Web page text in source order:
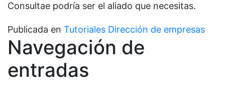
Consultae podría ser el aliado que necesitas.
Publicada en Tutoriales Dirección de empresas
Navegación de
entradas